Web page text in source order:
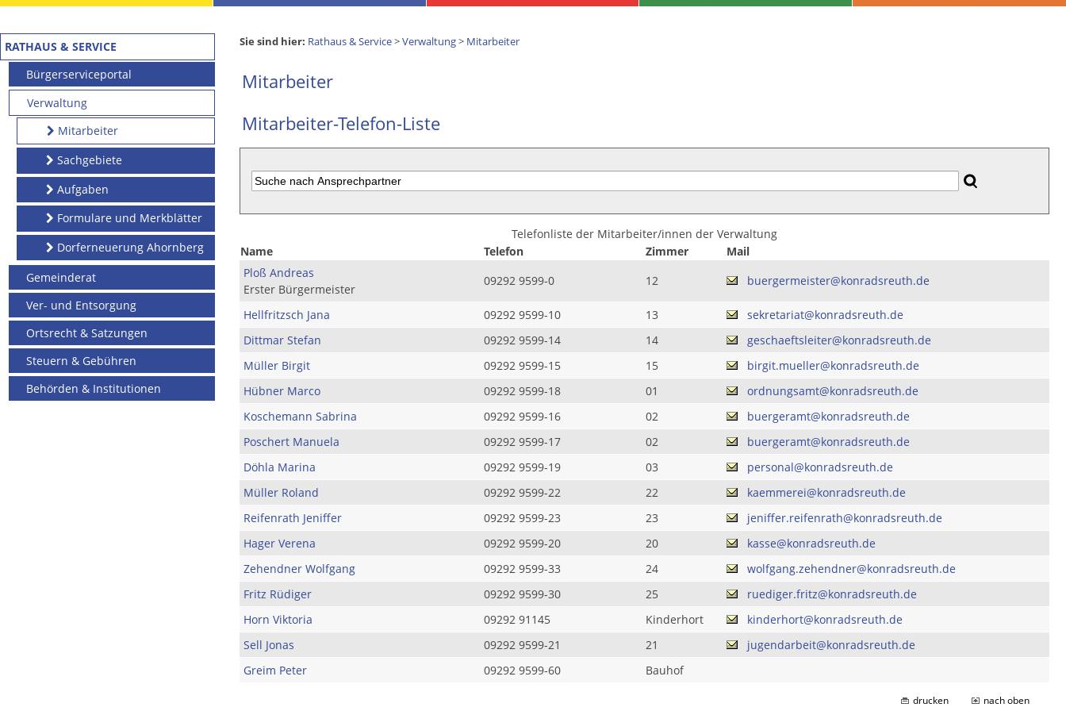
RATHAUS & SERVICE
Bürgerserviceportal
Verwaltung
Mitarbeiter
Sachgebiete
Aufgaben
Formulare und Merkblätter
Dorferneuerung Ahornberg
Gemeinderat
Ver- und Entsorgung
Ortsrecht & Satzungen
Steuern & Gebühren
Behörden & Institutionen
Sie sind hier: Rathaus & Service>Verwaltung> Mitarbeiter
Mitarbeiter
Mitarbeiter-Telefon-Liste
Telefonliste der Mitarbeiter/innen der Verwaltung
Name
Telefon Zimmer
Mail
Ploß Andreas
Erster Bürgermeister
09292 9599-0 12 buergermeister@konradsreuth.de
Hellfritzsch Jana 09292 9599-10 13
sekretariat@konradsreuth.de
Dittmar Stefan
09292 9599-14 14
geschaeftsleiter@konradsreuth.de
Müller Birgit
09292 9599-15 15
birgit.mueller@konradsreuth.de
Hübner Marco
09292 9599-18 01
ordnungsamt@konradsreuth.de
Koschemann Sabrina
09292 9599-16 02
buergeramt@konradsreuth.de
Poschert Manuela
09292 9599-17 02
buergeramt@konradsreuth.de
Döhla Marina
09292 9599-19 03
personal@konradsreuth.de
Müller Roland
09292 9599-22 22
kaemmerei@konradsreuth.de
Reifenrath Jeniffer
09292 9599-23 23
jeniffer.reifenrath@konradsreuth.de
Hager Verena
09292 9599-20 20
kasse@konradsreuth.de
Zehendner Wolfgang
09292 9599-33 24
wolfgang.zehendner@konradsreuth.de
Fritz Rüdiger
09292 9599-30 25
ruediger.fritz@konradsreuth.de
Horn Viktoria
09292 91145 Kinderhort
kinderhort@konradsreuth.de
Sell Jonas
09292 9599-21 21
jugendarbeit@konradsreuth.de
Greim Peter
09292 9599-60 Bauhof
drucken nach oben